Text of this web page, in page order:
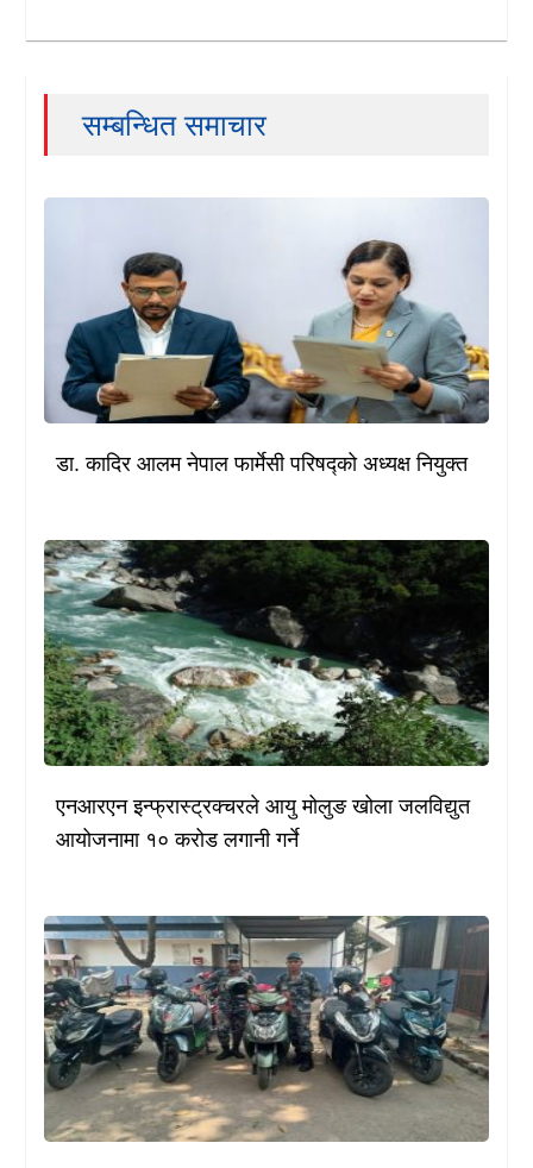
सम्बन्धित समाचार
डा. कादिर आलम नेपाल फार्मेसी परिषद्को अध्यक्ष नियुक्त
एनआरएन इन्फ्रास्ट्रक्चरले आयु मोलुङ खोला जलविद्युत
आयोजनामा १० करोड लगानी गर्ने